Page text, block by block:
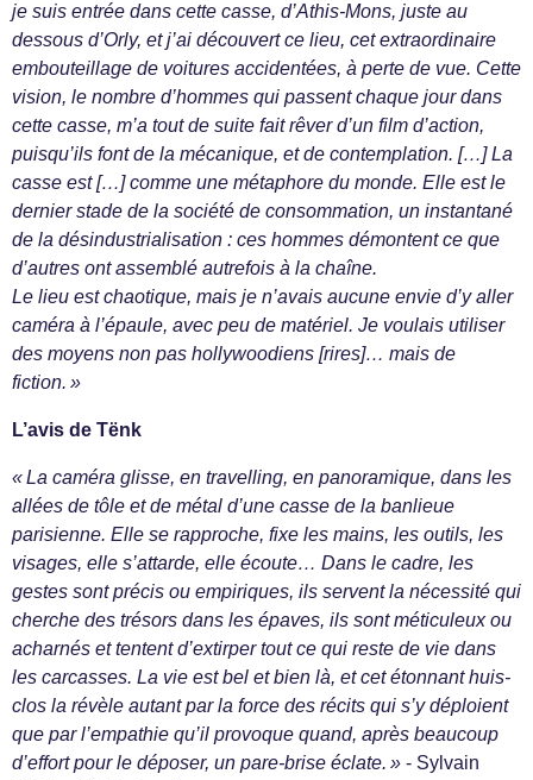
je suis entrée dans cette casse, d’Athis-Mons, juste au
dessous d’Orly, et j’ai découvert ce lieu, cet extraordinaire
embouteillage de voitures accidentées, à perte de vue. Cette
vision, le nombre d’hommes qui passent chaque jour dans
cette casse, m’a tout de suite fait rêver d’un film d’action,
puisqu’ils font de la mécanique, et de contemplation. […] La
casse est […] comme une métaphore du monde. Elle est le
dernier stade de la société de consommation, un instantané
de la désindustrialisation : ces hommes démontent ce que
d’autres ont assemblé autrefois à la chaîne.
Le lieu est chaotique, mais je n’avais aucune envie d’y aller
caméra à l’épaule, avec peu de matériel. Je voulais utiliser
des moyens non pas hollywoodiens [rires]… mais de
fiction. »
L’avis de Tënk
« La caméra glisse, en travelling, en panoramique, dans les
allées de tôle et de métal d’une casse de la banlieue
parisienne. Elle se rapproche, fixe les mains, les outils, les
visages, elle s’attarde, elle écoute… Dans le cadre, les
gestes sont précis ou empiriques, ils servent la nécessité qui
cherche des trésors dans les épaves, ils sont méticuleux ou
acharnés et tentent d’extirper tout ce qui reste de vie dans
les carcasses. La vie est bel et bien là, et cet étonnant huis-
clos la révèle autant par la force des récits qui s’y déploient
que par l’empathie qu’il provoque quand, après beaucoup
d’effort pour le déposer, un pare-brise éclate. » - Sylvain